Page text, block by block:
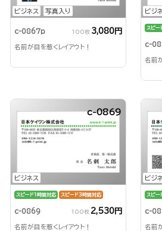
ビジネス 写真入り
c-0867p 100枚 3,080円
名前が目を惹くレイアウト！
ビジ
スピー
c-
名前
ビジネス
c-0869
スピード1時間対応 スピード3時間対応
c-0869 100枚 2,530円
名前が目を惹くレイアウト！
ビジ
スピー
c-
名前